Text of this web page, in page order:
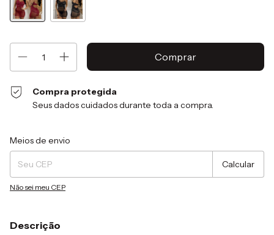
Compra protegida
Seus dados cuidados durante toda a compra.
Entregas para o CEP:
Meios de envio
Calcular
Não sei meu CEP
Descrição